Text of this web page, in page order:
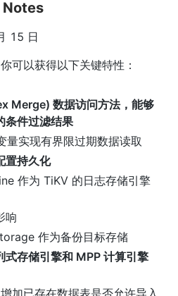
Notes
15 日
可以获得以下关键特性：
Merge) 数据访问方法，能够
条件过滤结果
量实现有界限过期数据读取
置持久化
作为 TiKV 的日志存储引擎
响
作为备份目标存储
存储引擎和 MPP 计算引擎
加已存在数据表是否允许导入